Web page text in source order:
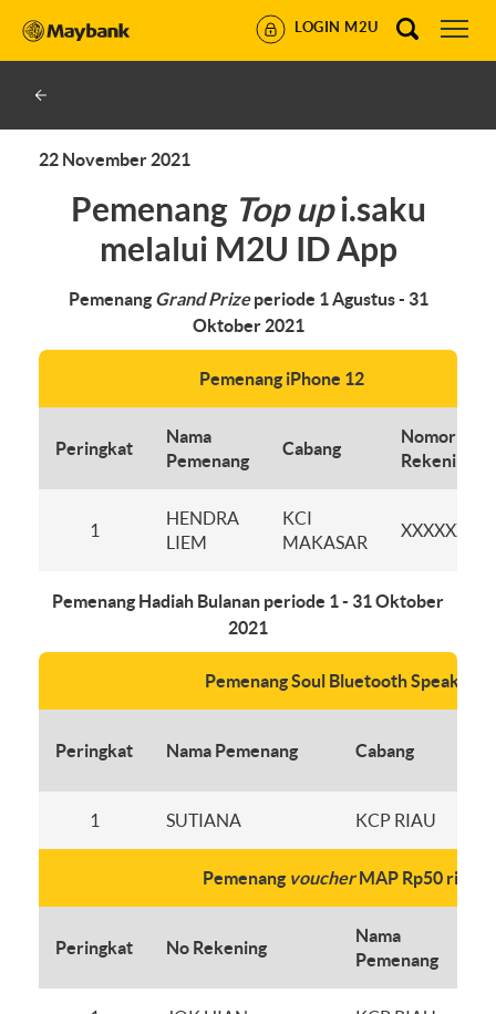
LOGIN M2U
22 November 2021
Pemenang Top upi.saku
melalui M2U ID App
Pemenang Grand Prizeperiode 1 Agustus - 31
Oktober 2021
Pemenang iPhone 12
Peringkat
Nama
Pemenang
Cabang
Nomor
Rekening
1
HENDRA
LIEM
KCI
MAKASAR
Pemenang Hadiah Bulanan periode 1 - 31 Oktober
2021
Pemenang Soul Bluetooth Speaker
Peringkat Nama Pemenang Cabang
1 SUTIANA KCP RIAU
Pemenang voucherMAP Rp50 ribu
Peringkat No Rekening
Nama
Pemenang